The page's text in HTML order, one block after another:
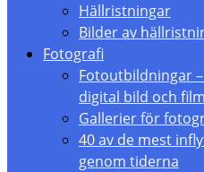
Hällristningar
Bilder av
Fotografi
Fotoutbildningar
digital bild och film
Gallerier för
40 av de mest
genom tiderna